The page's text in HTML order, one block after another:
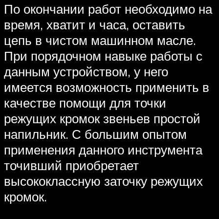
По окончании работ необходимо на
время, хватит и часа, оставить
цепь в чистом машинном масле.
При порядочном навыке работы с
данным устройством, у него
имеется возможность применить в
качестве помощи для точки
режущих кромок звеньев простой
напильник. С большим опытом
применения данного инструмента
точивший приобретает
высококлассную заточку режущих
кромок.